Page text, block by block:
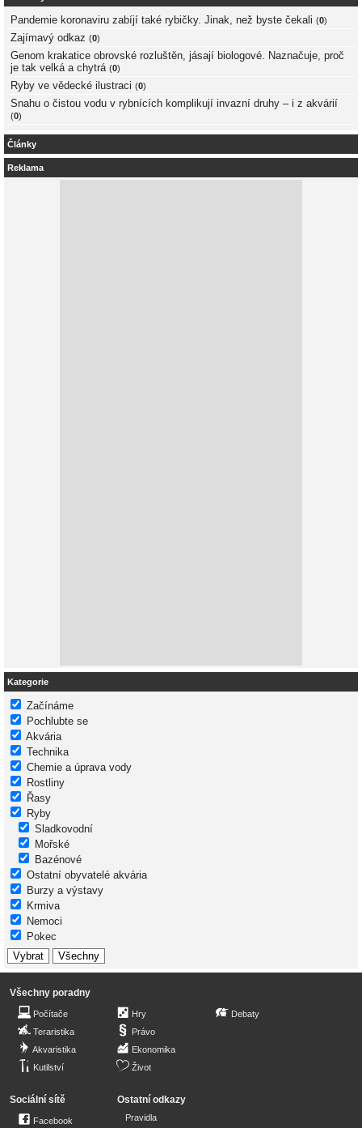
Pandemie koronaviru zabíjí také rybičky. Jinak, než byste čekali (0)
Zajímavý odkaz (0)
Genom krakatice obrovské rozluštěn, jásají biologové. Naznačuje, proč
je tak velká a chytrá (0)
Ryby ve vědecké ilustraci (0)
Snahu o čistou vodu v rybnících komplikují invazní druhy – i z akvárií
(0)
Články
Reklama
Kategorie
Začínáme
Pochlubte se
Akvária
Technika
Chemie a úprava vody
Rostliny
Řasy
Ryby
Sladkovodní
Mořské
Bazénové
Ostatní obyvatelé akvária
Burzy a výstavy
Krmiva
Nemoci
Pokec
Všechny poradny
Počítače
Teraristika
Akvaristika
Kutilství
Hry
Právo
Ekonomika
Život
Debaty
Sociální sítě
Facebook
Ostatní odkazy
Pravidla